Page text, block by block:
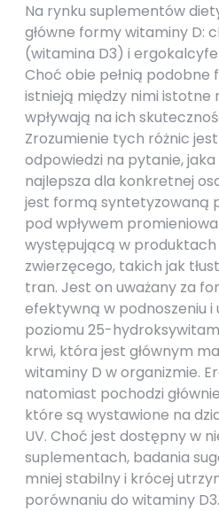
Na rynku suplementów
główne formy witaminy D:
(witamina D3) i
Choć obie pełnią podobne
istnieją między nimi istotne
wpływają na ich
Zrozumienie tych różnic
odpowiedzi na pytanie,
najlepsza dla konkretnej
jest formą syntetyzowaną
pod wpływem
występującą w
zwierzęcego, takich jak
tran. Jest on uważany za
efektywną w podnoszeniu i
poziomu 25-
krwi, która jest głównym
witaminy D w organizmie.
natomiast pochodzi
które są wystawione na
UV. Choć jest dostępny w
suplementach, badania
mniej stabilny i krócej
porównaniu do witaminy D3.